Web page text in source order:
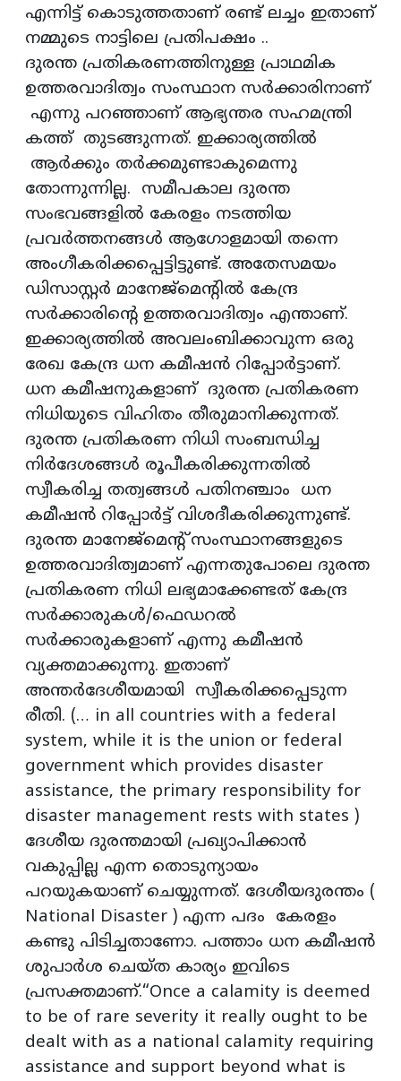
എന്നിട്ട് കൊടുത്തതാണ് രണ്ട് ലച്ചം ഇതാണ്
നമ്മുടെ നാട്ടിലെ പ്രതിപക്ഷം ..
ദുരന്ത പ്രതികരണത്തിനുള്ള പ്രാഥമിക
ഉത്തരവാദിത്വം സംസ്ഥാന സർക്കാരിനാണ്
എന്നു പറഞ്ഞാണ്‌ ആഭ്യന്തര സഹമന്ത്രി
കത്ത് തുടങ്ങുന്നത്. ഇക്കാര്യത്തിൽ
ആർക്കും തർക്കമുണ്ടാകുമെന്നു
തോന്നുന്നില്ല. സമീപകാല ദുരന്ത
സംഭവങ്ങളിൽ കേരളം നടത്തിയ
പ്രവർത്തനങ്ങൾ ആഗോളമായി തന്നെ
അംഗീകരിക്കപ്പെട്ടിട്ടുണ്ട്. അതേസമയം
ഡിസാസ്റ്റർ മാനേജ്മെന്റിൽ കേന്ദ്ര
സർക്കാരിന്റെ ഉത്തരവാദിത്വം എന്താണ്.
ഇക്കാര്യത്തിൽ അവലംബിക്കാവുന്ന ഒരു
രേഖ കേന്ദ്ര ധന കമീഷൻ റിപ്പോർട്ടാണ്.
ധന കമീഷനുകളാണ് ദുരന്ത പ്രതികരണ
നിധിയുടെ വിഹിതം തീരുമാനിക്കുന്നത്.
ദുരന്ത പ്രതികരണ നിധി സംബന്ധിച്ച
നിർദേശങ്ങൾ രൂപീകരിക്കുന്നതിൽ
സ്വീകരിച്ച തത്വങ്ങൾ പതിനഞ്ചാം ധന
കമീഷൻ റിപ്പോർട്ട് വിശദീകരിക്കുന്നുണ്ട്.
ദുരന്ത മാനേജ്മെന്റ് സംസ്ഥാനങ്ങളുടെ
ഉത്തരവാദിത്വമാണ് എന്നതുപോലെ ദുരന്ത
പ്രതികരണ നിധി ലഭ്യമാക്കേണ്ടത് കേന്ദ്ര
സർക്കാരുകൾ/ഫെഡറൽ
സർക്കാരുകളാണ് എന്നു കമീഷൻ
വ്യക്തമാക്കുന്നു. ഇതാണ്
അന്തർദേശീയമായി സ്വീകരിക്കപ്പെടുന്ന
രീതി. (… in all countries with a federal
system, while it is the union or federal
government which provides disaster
assistance, the primary responsibility for
disaster management rests with states )
ദേശീയ ദുരന്തമായി പ്രഖ്യാപിക്കാൻ
വകുപ്പില്ല എന്ന തൊടുന്യായം
പറയുകയാണ് ചെയ്യുന്നത്. ദേശീയദുരന്തം (
National Disaster ) എന്ന പദം കേരളം
കണ്ടു പിടിച്ചതാണോ. പത്താം ധന കമീഷൻ
ശുപാർശ ചെയ്ത കാര്യം ഇവിടെ
പ്രസക്തമാണ്.“Once a calamity is deemed
to be of rare severity it really ought to be
dealt with as a national calamity requiring
assistance and support beyond what is